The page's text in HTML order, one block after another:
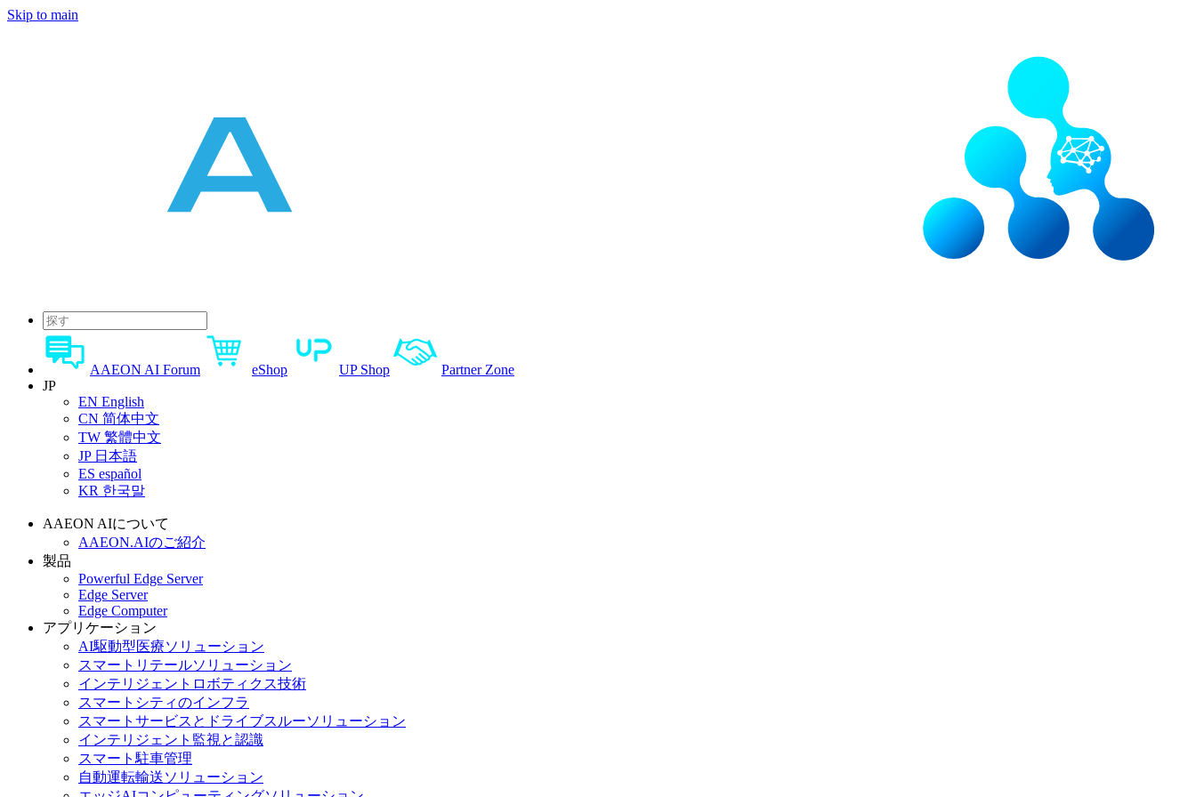
Skip to main
AAEON AI Forum eShop UP Shop
Partner Zone
JP
EN English
CN 简体中文
TW 繁體中文
JP 日本語
ES español
KR 한국말
AAEON AIについて
AAEON.AIのご紹介
製品
Powerful Edge Server
Edge Server
Edge Computer
アプリケーション
AI駆動型医療ソリューション
スマートリテールソリューション
インテリジェントロボティクス技術
スマートシティのインフラ
スマートサービスとドライブスルーソリューション
インテリジェント監視と認識
スマート駐車管理
自動運転輸送ソリューション